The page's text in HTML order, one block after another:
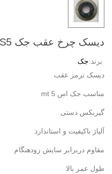
دیسک چرخ عقب جک S5 دستی
برند:جک
دیسک ترمز عقب
مناسب جک اس 5 mt
گیربکس دستی
آلیاژ باکیفیت و استاندارد
مقاوم دربرابر سایش زودهنگام
طول عمر بالا